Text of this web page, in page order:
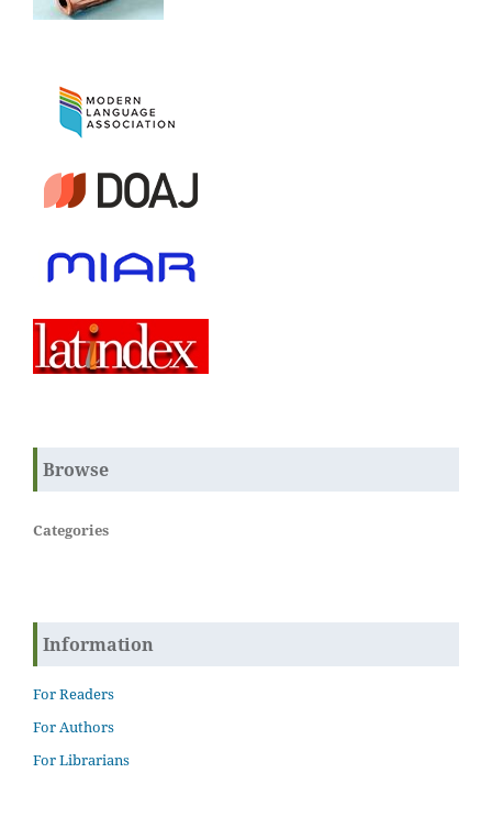
Browse
Categories
Information
For Readers
For Authors
For Librarians